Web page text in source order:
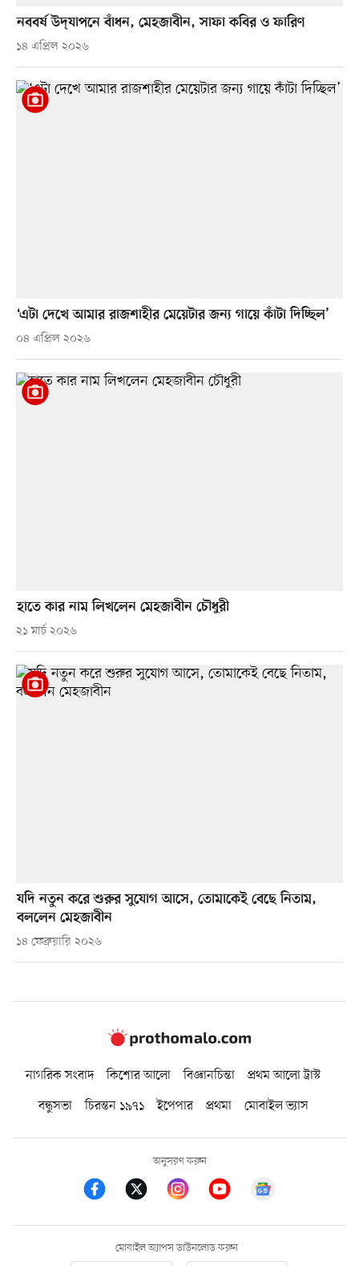
নববর্ষ উদ্‌যাপনে বাঁধন, মেহজাবীন, সাফা কবির ও ফারিণ
১৪ এপ্রিল ২০২৬
‘এটা দেখে আমার রাজশাহীর মেয়েটার জন্য গায়ে কাঁটা দিচ্ছিল’
০৪ এপ্রিল ২০২৬
হাতে কার নাম লিখলেন মেহজাবীন চৌধুরী
২১ মার্চ ২০২৬
যদি নতুন করে শুরুর সুযোগ আসে, তোমাকেই বেছে নিতাম,
বললেন মেহজাবীন
১৪ ফেব্রুয়ারি ২০২৬
নাগরিক সংবাদ কিশোর আলো বিজ্ঞানচিন্তা
প্রথম আলো ট্রাস্ট
বন্ধুসভা
চিরন্তন ১৯৭১ ইপেপার প্রথমা মোবাইল ভ্যাস
অনুসরণ করুন
মোবাইল অ্যাপস ডাউনলোড করুন